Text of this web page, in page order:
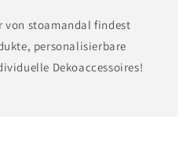
von stoamandal findest
personalisierbare
Dekoaccessoires!